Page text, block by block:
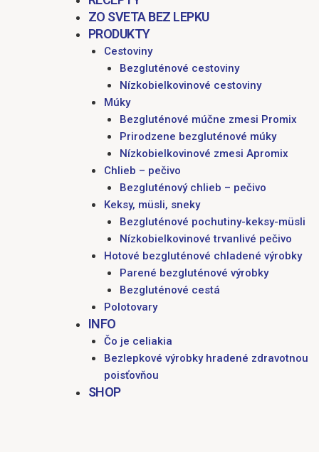
ZO SVETA BEZ LEPKU
PRODUKTY
Cestoviny
Bezgluténové cestoviny
Nízkobielkovinové cestoviny
Múky
Bezgluténové múčne zmesi Promix
Prirodzene bezgluténové múky
Nízkobielkovinové zmesi Apromix
Chlieb – pečivo
Bezgluténový chlieb – pečivo
Keksy, müsli, sneky
Bezgluténové pochutiny-keksy-müsli
Nízkobielkovinové trvanlivé pečivo
Hotové bezgluténové chladené výrobky
Parené bezgluténové výrobky
Bezgluténové cestá
Polotovary
INFO
Čo je celiakia
Bezlepkové výrobky hradené zdravotnou
poisťovňou
SHOP